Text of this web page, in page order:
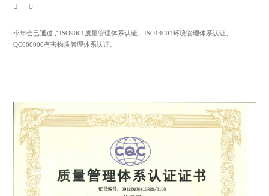
今年会已通过了ISO9001质量管理体系认证、ISO14001环境管理体系认证、
QC080000有害物质管理体系认证。